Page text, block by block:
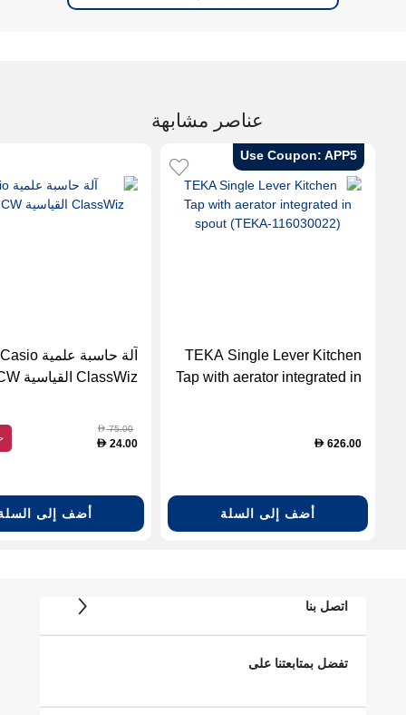
عناصر مشابهة
Use Coupon: APP5
TEKA Single Lever Kitchen
Tap with aerator integrated in
D 626.00
أضف إلى السلة
آلة حاسبة علمية Casio
ClassWiz القياسية FX-82CW
D75.00
D 24.00
أضف إلى
اتصل بنا
تفضل بمتابعتنا على